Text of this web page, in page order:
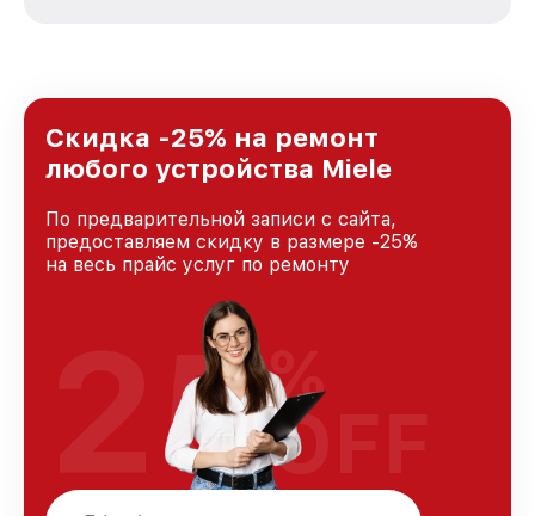
Нижнем Новгороде, постоянно повышая
уровень доверия и лояльности наших
клиентов.
Скидка -25% на ремонт
любого устройства Miele
По предварительной записи с сайта,
предоставляем скидку в размере -25%
на весь прайс услуг по ремонту
25%
OFF